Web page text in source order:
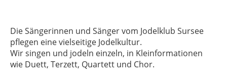
Die Sängerinnen und Sänger vom Jodelklub Sursee
pflegen eine vielseitige Jodelkultur.
Wir singen und jodeln einzeln, in Kleinformationen
wie Duett, Terzett, Quartett und Chor.